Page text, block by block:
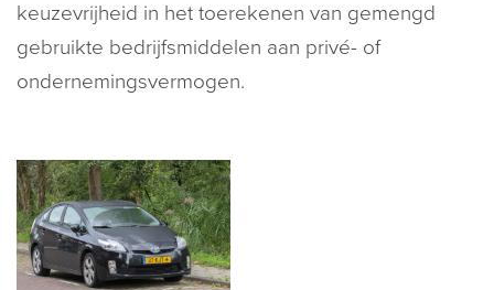
keuzevrijheid in het toerekenen van gemengd
gebruikte bedrijfsmiddelen aan privé- of
ondernemingsvermogen.